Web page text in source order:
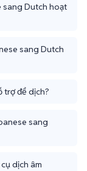
Dutch hoạt
sang Dutch
trợ để dịch?
sang
dịch âm